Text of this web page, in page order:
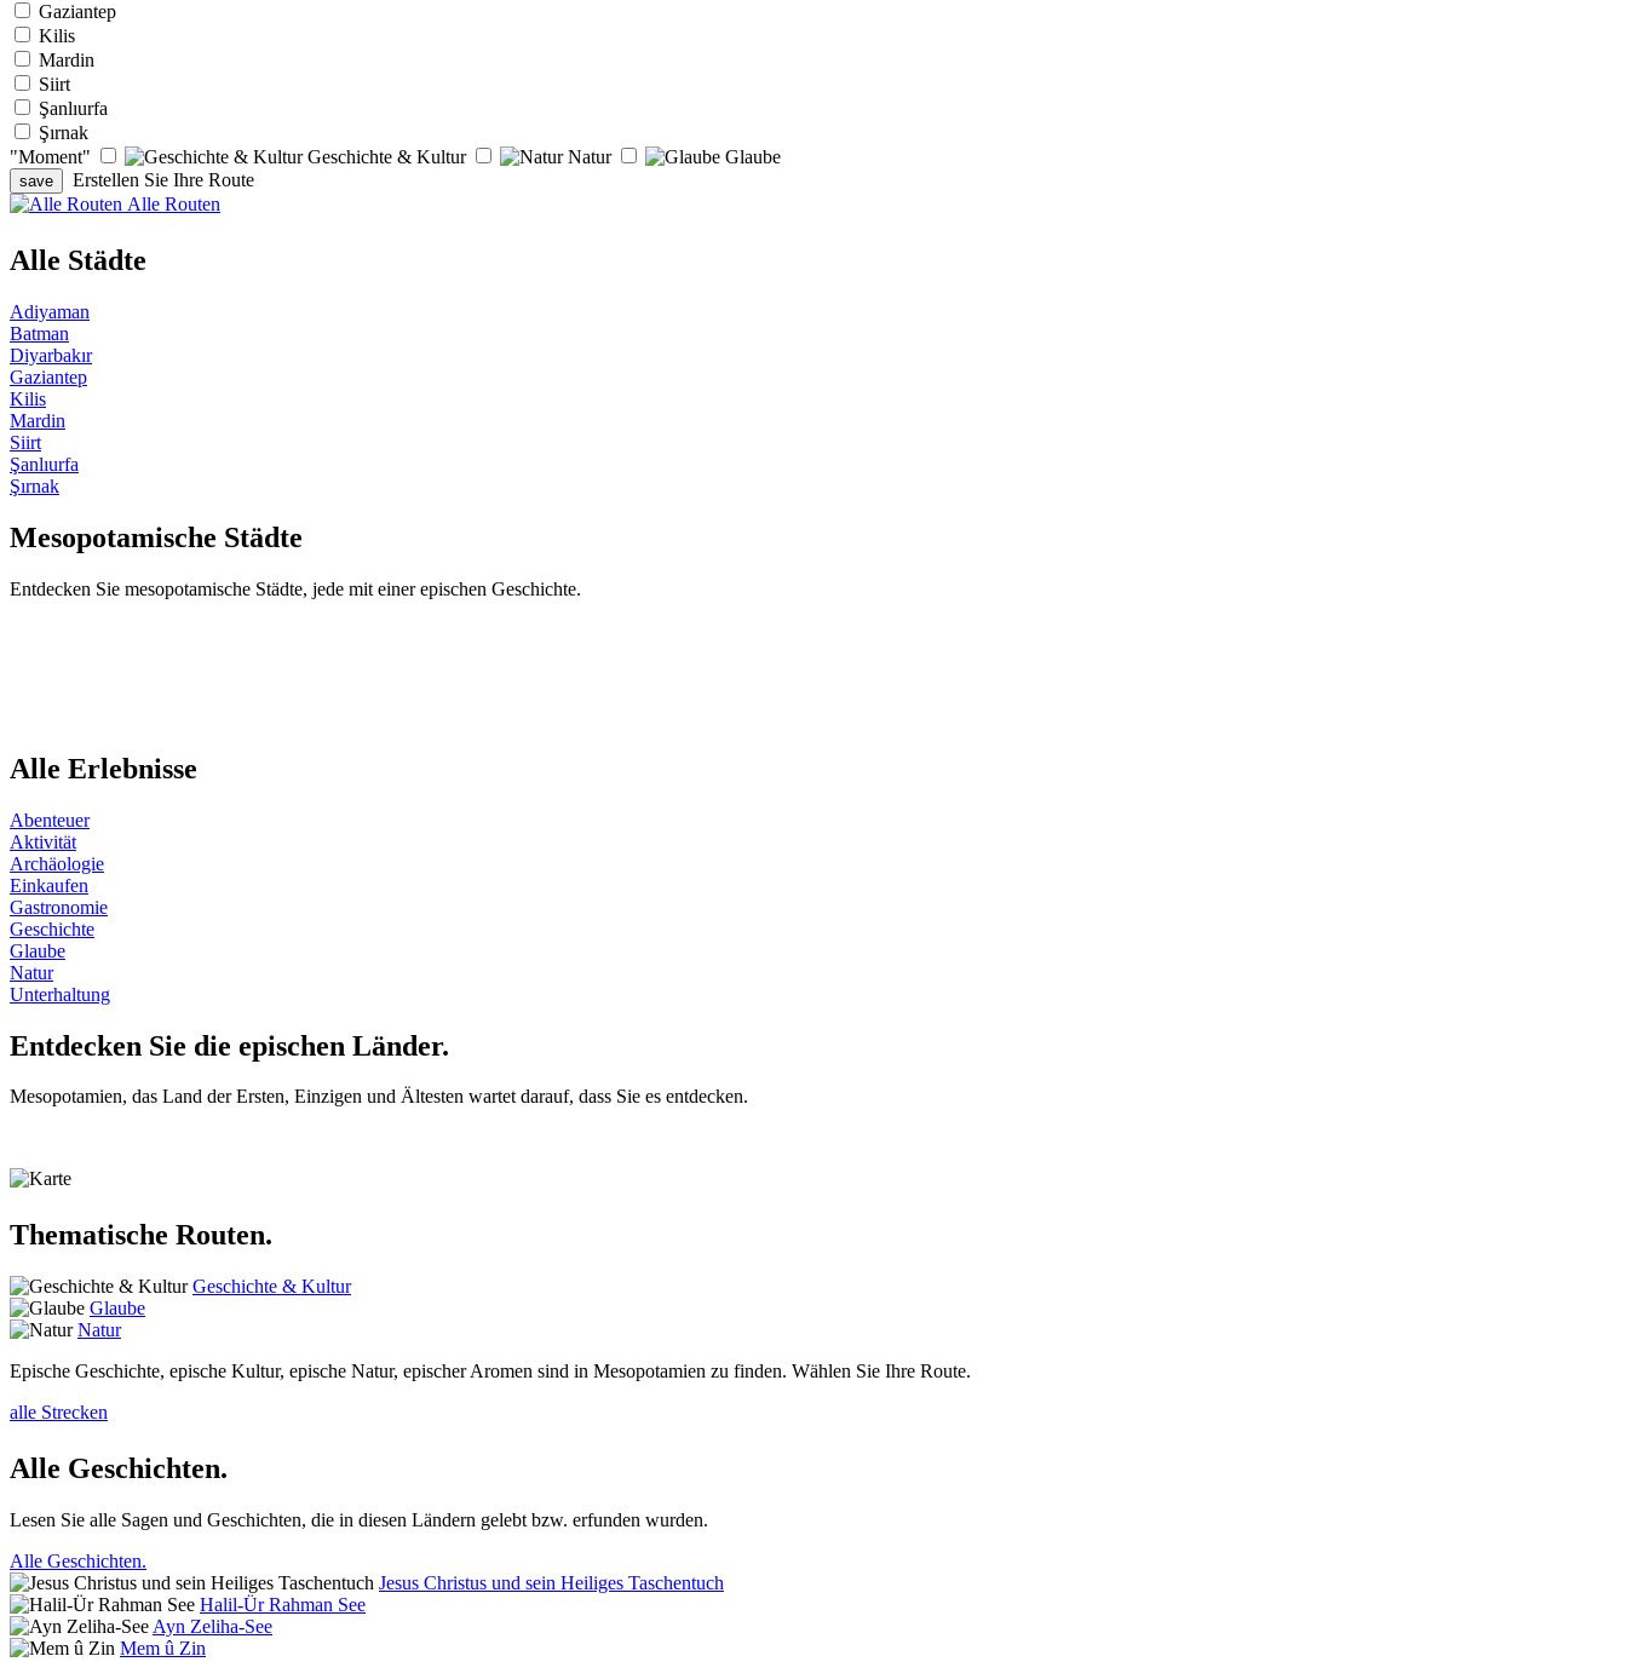
Gaziantep
Kilis
Mardin
Siirt
Şanlıurfa
Şırnak
"Moment"
Geschichte & Kultur Natur
Glaube
Erstellen Sie Ihre Route
Alle Routen
Alle Städte
Adiyaman
Batman
Diyarbakır
Gaziantep
Kilis
Mardin
Siirt
Şanlıurfa
Şırnak
Mesopotamische Städte
Entdecken Sie mesopotamische Städte, jede mit einer epischen Geschichte.
Alle Erlebnisse
Abenteuer
Aktivität
Archäologie
Einkaufen
Gastronomie
Geschichte
Glaube
Natur
Unterhaltung
Entdecken Sie die epischen Länder.
Mesopotamien, das Land der Ersten, Einzigen und Ältesten wartet darauf, dass Sie es entdecken.
Thematische Routen.
Geschichte & Kultur
Glaube
Natur
Epische Geschichte, epische Kultur, epische Natur, epischer Aromen sind in Mesopotamien zu finden. Wählen Sie Ihre Route.
alle Strecken
Alle Geschichten.
Lesen Sie alle Sagen und Geschichten, die in diesen Ländern gelebt bzw. erfunden wurden.
Alle Geschichten.
Jesus Christus und sein Heiliges Taschentuch
Halil-Ür Rahman See
Ayn Zeliha-See
Mem û Zin